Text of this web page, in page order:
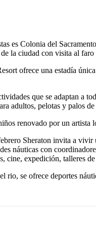
es Colonia del
la ciudad con visita al
ofrece una estadía
que se adaptan a
adultos, pelotas y palos
renovado por un
Sheraton invita a
náuticas con
cine, expedición, talleres
rio, se ofrece deportes